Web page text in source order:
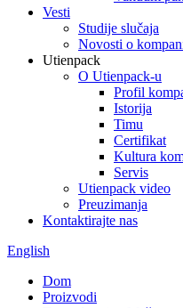
Vesti
Studije slučaja
Novosti o
Utienpack
O Utienpack-u
Profil
Istorija
Timu
Certifikat
Kultura
Servis
Utienpack video
Preuzimanja
Kontaktirajte nas
English
Dom
Proizvodi